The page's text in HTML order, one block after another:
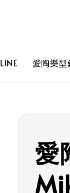
LINE 愛陶樂
愛